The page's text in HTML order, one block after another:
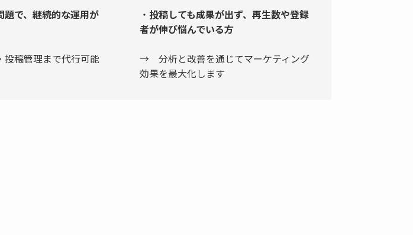
題で、継続的な運用が
稿管理まで代行可能
・ 投稿しても成果が出ず、再生数や登録
者が伸び悩んでいる方
→ 分析と改善を通じてマーケティング
効果を最大化します